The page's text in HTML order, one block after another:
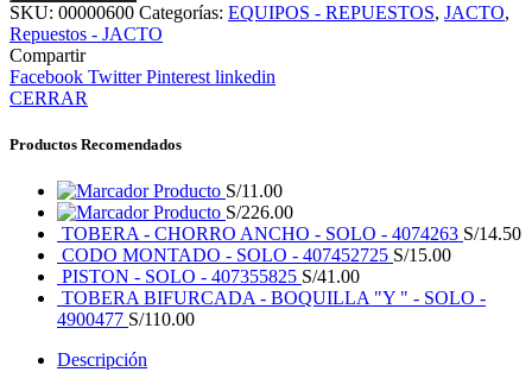
SKU: 00000600 Categorías: EQUIPOS - REPUESTOS, JACTO,
Repuestos - JACTO
Compartir
Facebook Twitter Pinterest linkedin
CERRAR
Productos Recomendados
Producto S/11.00
Producto S/226.00
TOBERA - CHORRO ANCHO - SOLO - 4074263 S/14.50
CODO MONTADO - SOLO - 407452725 S/15.00
PISTON - SOLO - 407355825 S/41.00
TOBERA BIFURCADA - BOQUILLA "Y " - SOLO -
4900477 S/110.00
Descripción